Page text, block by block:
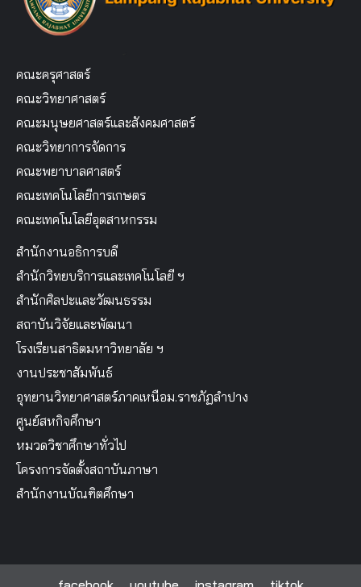
คณะครุศาสตร์
คณะวิทยาศาสตร์
คณะมนุษยศาสตร์และสังคมศาสตร์
คณะวิทยาการจัดการ
คณะพยาบาลศาสตร์
คณะเทคโนโลยีการเกษตร
คณะเทคโนโลยีอุตสาหกรรม
สำนักงานอธิการบดี
สำนักวิทยบริการและเทคโนโลยี ฯ
สำนักศิลปะและวัฒนธรรม
สถาบันวิจัยและพัฒนา
โรงเรียนสาธิตมหาวิทยาลัย ฯ
งานประชาสัมพันธ์
อุทยานวิทยาศาสตร์ภาคเหนือม.ราชภัฏลำปาง
ศูนย์สหกิจศึกษา
หมวดวิชาศึกษาทั่วไป
โครงการจัดตั้งสถาบันภาษา
สำนักงานบัณฑิตศึกษา